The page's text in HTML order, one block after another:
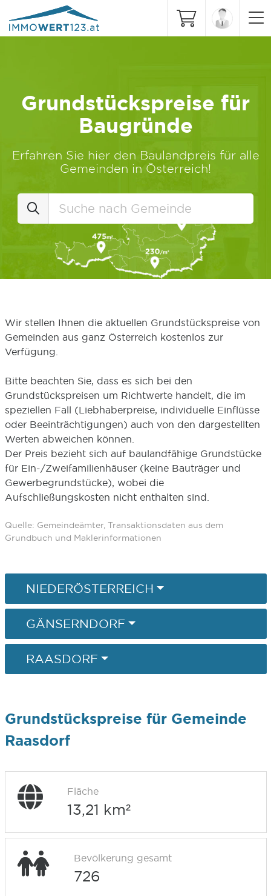
Grundstückspreise für
Baugründe
Erfahren Sie hier den Baulandpreis für alle
Gemeinden in Österreich!
Wir stellen Ihnen die aktuellen Grundstückspreise von
Gemeinden aus ganz Österreich kostenlos zur
Verfügung.
Bitte beachten Sie, dass es sich bei den
Grundstückspreisen um Richtwerte handelt, die im
speziellen Fall (Liebhaberpreise, individuelle Einflüsse
oder Beeinträchtigungen) auch von den dargestellten
Werten abweichen können.
Der Preis bezieht sich auf baulandfähige Grundstücke
für Ein-/Zweifamilienhäuser (keine Bauträger und
Gewerbegrundstücke), wobei die
Aufschließungskosten nicht enthalten sind.
Quelle: Gemeindeämter, Transaktionsdaten aus dem
Grundbuch und Maklerinformationen
NIEDERÖSTERREICH
GÄNSERNDORF
RAASDORF
Grundstückspreise für Gemeinde
Raasdorf
Fläche
13,21 km²
Bevölkerung gesamt
726